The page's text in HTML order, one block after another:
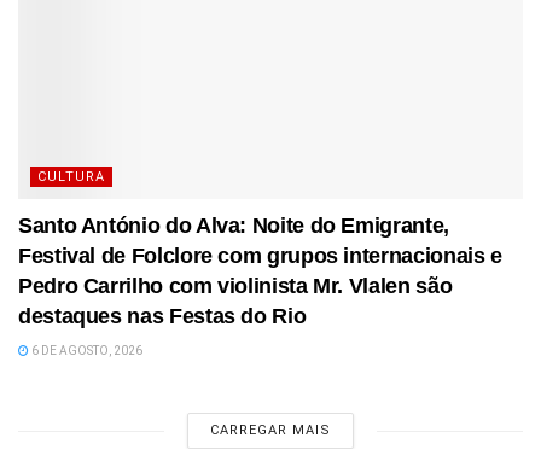
CULTURA
Santo António do Alva: Noite do Emigrante,
Festival de Folclore com grupos internacionais e
Pedro Carrilho com violinista Mr. Vlalen são
destaques nas Festas do Rio
6 DE AGOSTO, 2026
CARREGAR MAIS